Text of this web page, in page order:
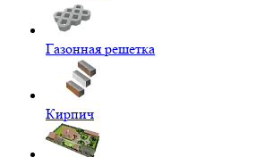
Газонная решетка
Кирпич